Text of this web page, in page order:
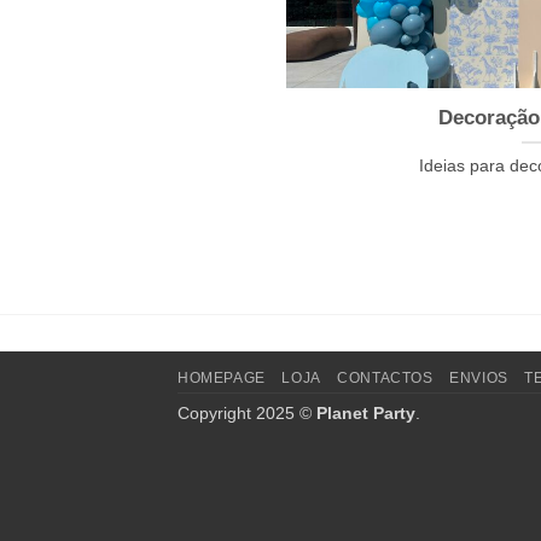
Ideias para
HOMEPAGE LOJA CONTACTOS ENVIOS
Copyright 2025 © Planet Party.